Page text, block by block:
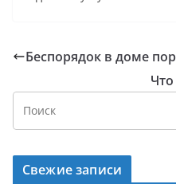
Беспорядок в доме
Свежие записи